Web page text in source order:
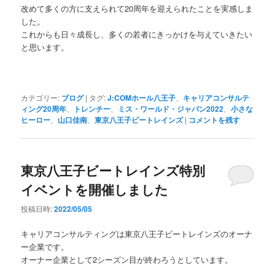
改めて多くの方に支えられて20周年を迎えられたことを実感しま
した。
これからも日々成長し、多くの若者にきっかけを与えていきたい
と思います。
カテゴリー: ブログ | タグ:J:COMホール八王子
キャリアコンサルテ
ィング20周年
トレンチー ミス・ワールド・ジャパン2022 、小さな
ヒーロー
山口佳南 、東京八王子ビートレインズ | コメントを残す
東京八王子ビートレインズ特別
イベントを開催しました
投稿日時:2022/05/05
キャリアコンサルティングは東京八王子ビートレインズのオーナ
ー企業です。
オーナー企業として2シーズン目が終わろうとしています。